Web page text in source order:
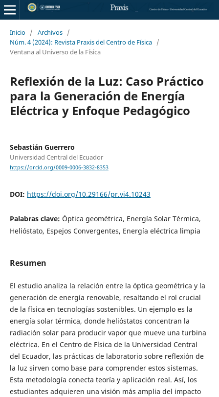
Inicio / Archivos /
Núm. 4 (2024): Revista Praxis del Centro de Física /
Ventana al Universo de la Física
Reflexión de la Luz: Caso Práctico
para la Generación de Energía
Eléctrica y Enfoque Pedagógico
Sebastián Guerrero
Universidad Central del Ecuador
https://orcid.org/0009-0006-3832-8353
DOI: https://doi.org/10.29166/pr.vi4.10243
Palabras clave: Óptica geométrica, Energía Solar Térmica,
Helióstato, Espejos Convergentes, Energía eléctrica limpia
Resumen
El estudio analiza la relación entre la óptica geométrica y la
generación de energía renovable, resaltando el rol crucial
de la física en tecnologías sostenibles. Un ejemplo es la
energía solar térmica, donde helióstatos concentran la
radiación solar para producir vapor que mueve una turbina
eléctrica. En el Centro de Física de la Universidad Central
del Ecuador, las prácticas de laboratorio sobre reflexión de
la luz sirven como base para comprender estos sistemas.
Esta metodología conecta teoría y aplicación real. Así, los
estudiantes adquieren una visión más amplia del impacto